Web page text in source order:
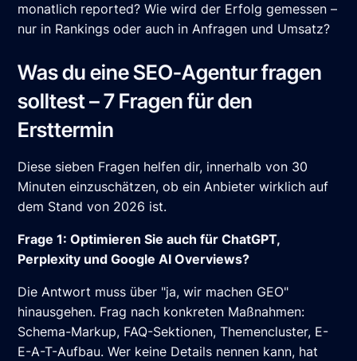
monatlich reported? Wie wird der Erfolg gemessen –
nur in Rankings oder auch in Anfragen und Umsatz?
Was du eine SEO-Agentur fragen
solltest – 7 Fragen für den
Ersttermin
Diese sieben Fragen helfen dir, innerhalb von 30
Minuten einzuschätzen, ob ein Anbieter wirklich auf
dem Stand von 2026 ist.
Frage 1: Optimieren Sie auch für ChatGPT,
Perplexity und Google AI Overviews?
Die Antwort muss über "ja, wir machen GEO"
hinausgehen. Frag nach konkreten Maßnahmen:
Schema-Markup, FAQ-Sektionen, Themencluster, E-
E-A-T-Aufbau. Wer keine Details nennen kann, hat